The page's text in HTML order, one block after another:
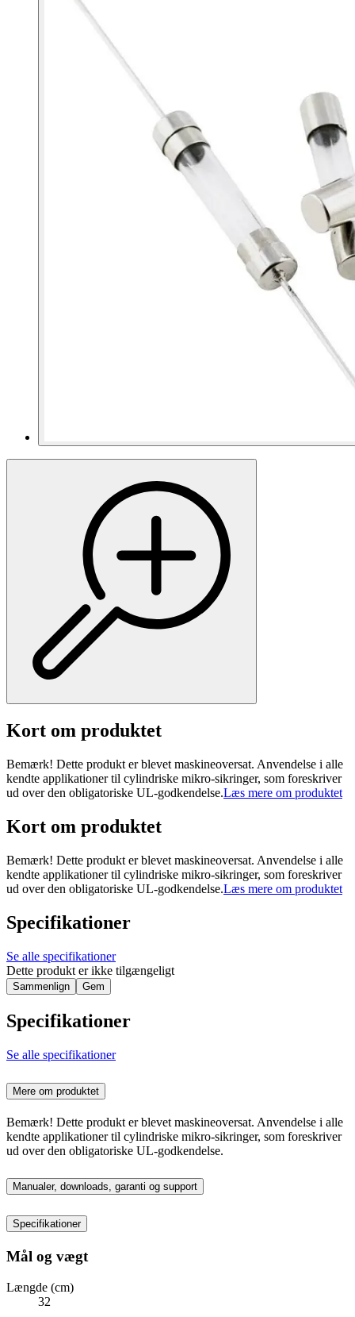
Kort om produktet
Bemærk! Dette produkt er blevet maskineoversat. Anvendelse i alle
kendte applikationer til cylindriske mikro-sikringer, som foreskriver
ud over den obligatoriske UL-godkendelse.Læs mere om produktet
Kort om produktet
Bemærk! Dette produkt er blevet maskineoversat. Anvendelse i alle
kendte applikationer til cylindriske mikro-sikringer, som foreskriver
ud over den obligatoriske UL-godkendelse.Læs mere om produktet
Specifikationer
Se alle specifikationer
Dette produkt er ikke tilgængeligt
Sammenlign Gem
Specifikationer
Se alle specifikationer
Mere om produktet
Bemærk! Dette produkt er blevet maskineoversat. Anvendelse i alle
kendte applikationer til cylindriske mikro-sikringer, som foreskriver
ud over den obligatoriske UL-godkendelse.
Manualer, downloads, garanti og support
Specifikationer
Mål og vægt
Længde (cm)
32